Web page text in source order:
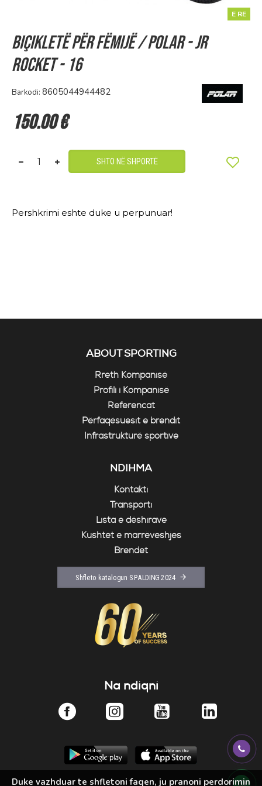
E RE
Biçikletë për fëmijë / Polar - JR
Rocket - 16
Barkodi: 8605044944482
150.00 €
SHTO NË SHPORTË
Pershkrimi eshte duke u perpunuar!
ABOUT SPORTING
Rreth Kompanisë
Profili i Kompanisë
Referencat
Përfaqësuesit e brendit
Infrastrukturë sportive
NDIHMA
Kontakti
Transporti
Lista e dëshirave
Kushtet e marrëveshjes
Brendet
Shfleto katalogun SPALDING 2024
Na ndiqni
Duke vazhduar te shfletoni faqen, ju pranoni perdorimin